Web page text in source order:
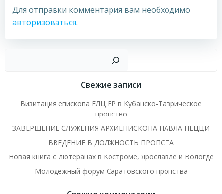
Для отправки комментария вам необходимо
авторизоваться.
Свежие записи
Визитация епископа ЕЛЦ ЕР в Кубанско-Таврическое
пропство
ЗАВЕРШЕНИЕ СЛУЖЕНИЯ АРХИЕПИСКОПА ПАВЛА ПЕЦЦИ
ВВЕДЕНИЕ В ДОЛЖНОСТЬ ПРОПСТА
Новая книга о лютеранах в Костроме, Ярославле и Вологде
Молодежный форум Саратовского пропства